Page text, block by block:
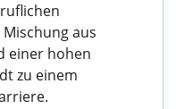
aus
einer hohen
zu einem